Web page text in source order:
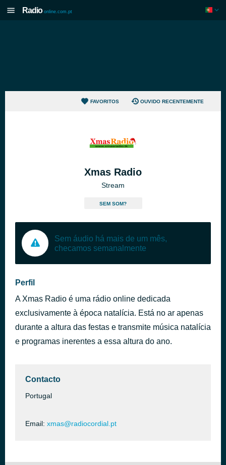
Radio online.com.pt
FAVORITOS OUVIDO RECENTEMENTE
Xmas Radio
Stream
SEM SOM?
Sem áudio há mais de um mês,
checamos semanalmente
Perfil
A Xmas Radio é uma rádio online dedicada
exclusivamente à época natalícia. Está no ar apenas
durante a altura das festas e transmite música natalícia
e programas inerentes a essa altura do ano.
Contacto
Portugal
Email: xmas@radiocordial.pt